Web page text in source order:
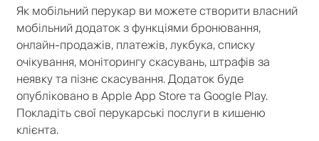
Як мобільний перукар ви можете створити власний
мобільний додаток з функціями бронювання,
онлайн-продажів, платежів, лукбука, списку
очікування, моніторингу скасувань, штрафів за
неявку та пізнє скасування. Додаток буде
опубліковано в Apple App Store та Google Play.
Покладіть свої перукарські послуги в кишеню
клієнта.